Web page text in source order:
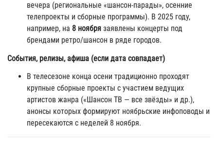
вечера (региональные «шансон-парады», осенние
телепроекты и сборные программы). В 2025 году,
например, на 8 ноября заявлены концерты под
брендами ретро/шансон в ряде городов.
События, релизы, афиша (если дата совпадает)
В телесезоне конца осени традиционно проходят
крупные сборные проекты с участием ведущих
артистов жанра («Шансон ТВ — все звёзды» и др.),
анонсы которых формируют ноябрьские инфоповоды и
пересекаются с неделей 8 ноября.